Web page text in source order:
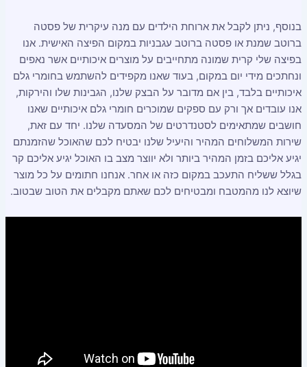
בנוסף, ניתן לקבל את ארוחת הילדים עם מנה עיקרית של פסטה
ברוטב שמנת או פסטה ברוטב עגבניות במקום הפיצה האישית. אנו
בפיצה שלי קרית שמונה מתחייבים על מוצרים איכותיים אשר נאפים
ונחתכים מידי יום במקום, בעוד שאנו מקפידים להשתמש בחומרי גלם
איכותיים בלבד, בין אם מדובר על הבצק שלנו, הגבינות שלו והירקות,
אנו עובדים אך ורק עם ספקים שמוכרים חומרי גלם איכותיים שאנו
חושבים שמתאימים לסטנדרטים של המסעדה שלנו. יחד עם זאת,
שירות המשלוחים המהיר והיעיל שלנו יבטיח לכם שהאוכל שהזמנתם
יגיע אליכם בזמן המהיר ביותר ולא יווצר מצב בו האוכל יגיע אליכם קר
בגלל ששליח התעכב במקום כזה או אחר. אנחנו חתומים על כל מוצר
שיוצא לנו מהמטבח ומבטיחים לכם שאתם מקבלים את הטוב שבטוב.